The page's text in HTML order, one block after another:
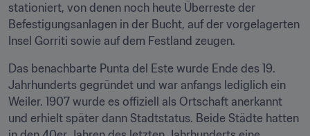
stationiert, von denen noch heute Überreste der
Befestigungsanlagen in der Bucht, auf der vorgelagerten
Insel Gorriti sowie auf dem Festland zeugen.
Das benachbarte Punta del Este wurde Ende des 19.
Jahrhunderts gegründet und war anfangs lediglich ein
Weiler. 1907 wurde es offiziell als Ortschaft anerkannt
und erhielt später dann Stadtstatus. Beide Städte hatten